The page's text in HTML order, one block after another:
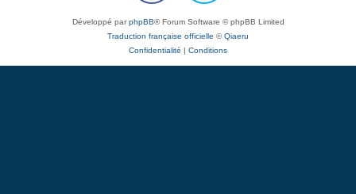
Développé parphpBB® Forum Software © phpBB Limited
Traduction française officielle ©Qiaeru
Confidentialité
Conditions